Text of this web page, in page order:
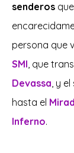
senderos
persona que
SMI, que
Devassa, y
hasta el
Inferno.